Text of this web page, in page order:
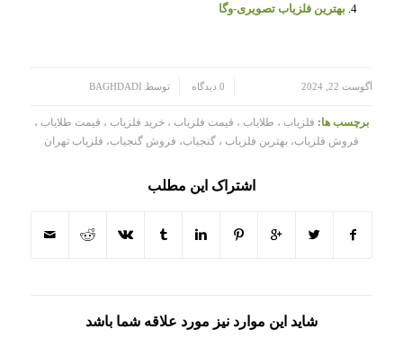
بهترین فلزیاب تصویری-وگا
آگوست 22, 2024 0 دیدگاه توسط BAGHDADI
برچسب ها: فلزیاب ، طلایاب ، قیمت فلزیاب ، خرید فلزیاب ، قیمت طلایاب ،
فروش فلزیاب، بهترین فلزیاب ، گنجیاب، فروش گنجیاب، فلزیاب تهران
اشتراک این مطلب
شاید این موارد نیز مورد علاقه شما باشد